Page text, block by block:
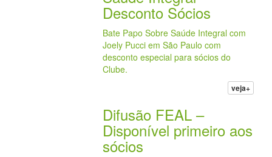
Desconto Sócios
Bate Papo Sobre Saúde Integral com
Joely Pucci em São Paulo com
desconto especial para sócios do
Clube.
veja+
Difusão FEAL –
Disponível primeiro aos
sócios